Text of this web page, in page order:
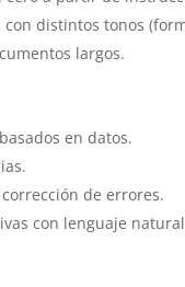
distintos tonos
largos.
en datos.
de errores.
con lenguaje